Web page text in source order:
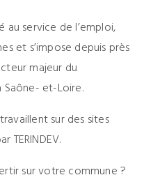
au service de l’emploi,
et s’impose depuis près
majeur du
et-Loire.
sur des sites
TERINDEV.
sur votre commune ?